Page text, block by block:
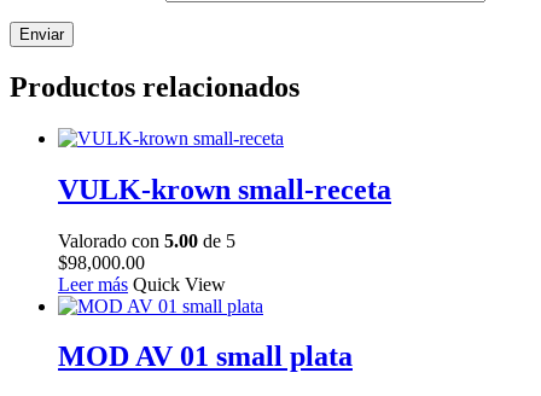
Productos relacionados
VULK-krown small-receta
Valorado con 5.00 de 5
$98,000.00
Leer más Quick View
MOD AV 01 small plata